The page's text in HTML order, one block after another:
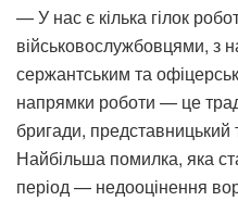
— У нас є кілька гілок
військовослужбовцями, з
сержантським та
напрямки роботи — це
бригади,
Найбільша помилка, яка
період — недооцінення